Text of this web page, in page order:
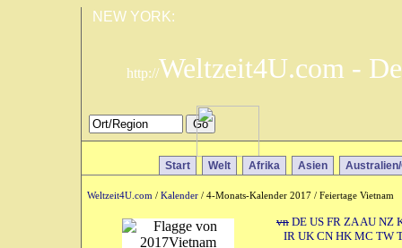
NEW YORK:
http://Weltzeit4U.com -
Start Welt Afrika Asien
Weltzeit4U.com / Kalender / 4-Monats-Kalender 2017 / Feiertage Vietnam
vn DE US FR ZAAU NZ
IR UK CN HK MC TW